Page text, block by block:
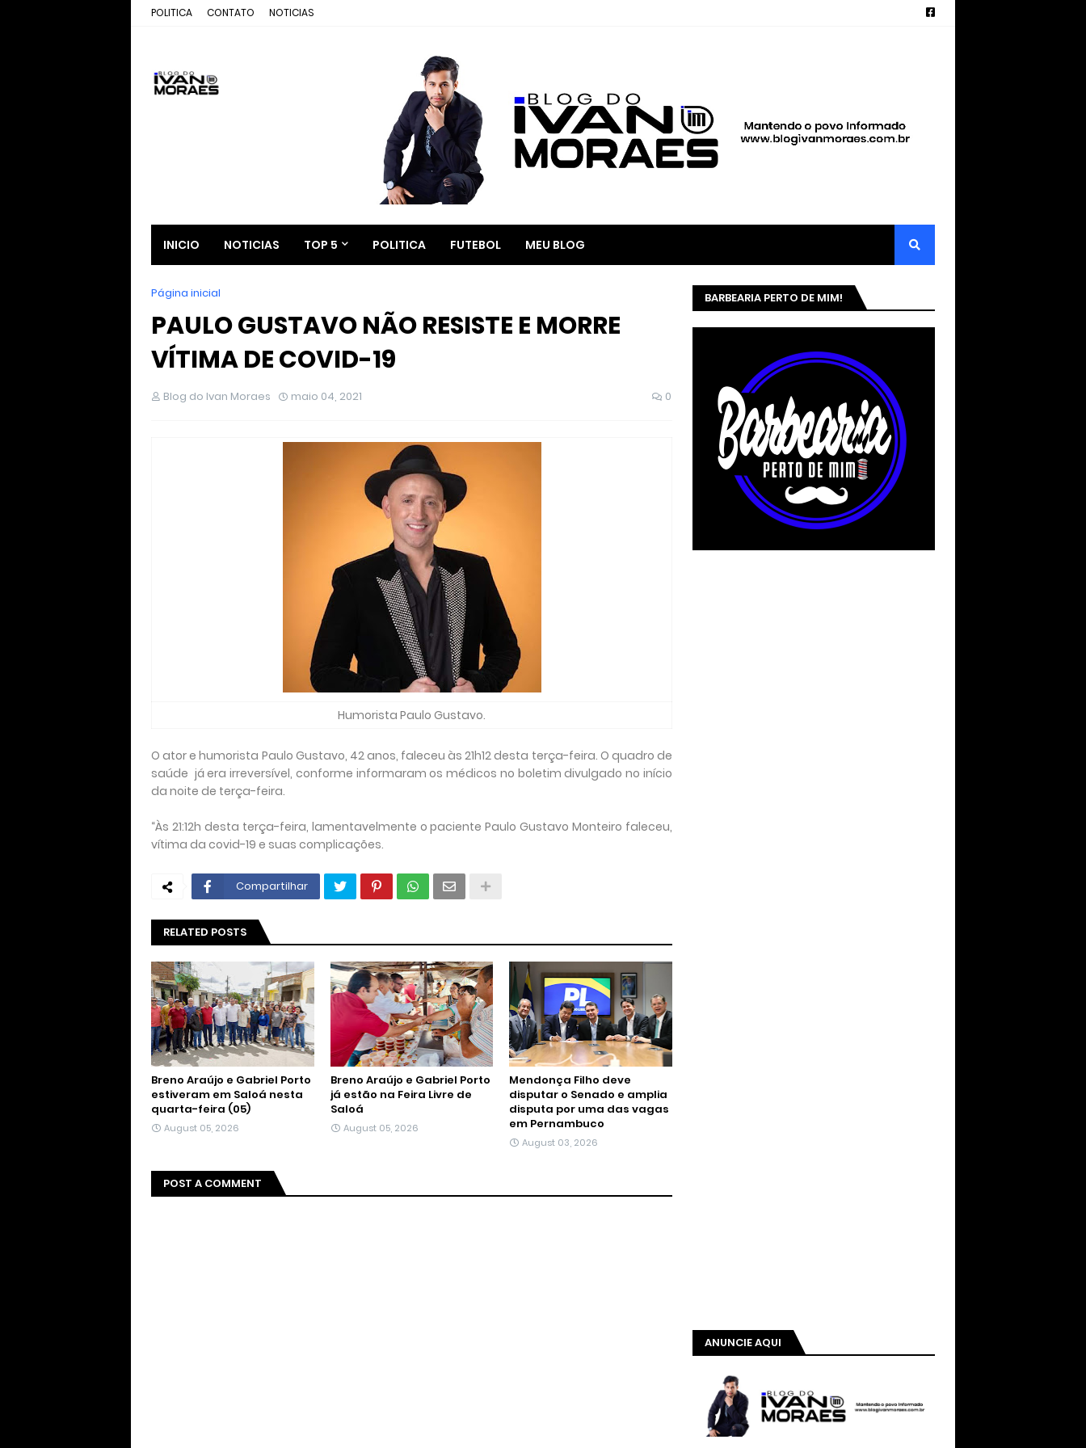
POLITICA CONTATO NOTICIAS
INICIO NOTICIAS TOP 5 POLITICA FUTEBOL MEU BLOG
Página inicial
PAULO GUSTAVO NÃO RESISTE E MORRE
VÍTIMA DE COVID-19
Blog do Ivan Moraes maio 04, 2021 0
Humorista Paulo Gustavo.
O ator e humorista Paulo Gustavo, 42 anos, faleceu às 21h12 desta terça-feira. O quadro de
saúde já era irreversível, conforme informaram os médicos no boletim divulgado no início
da noite de terça-feira.
“Às 21:12h desta terça-feira, lamentavelmente o paciente Paulo Gustavo Monteiro faleceu,
vítima da covid-19 e suas complicações.
Compartilhar
RELATED POSTS
Breno Araújo e Gabriel Porto
estiveram em Saloá nesta
quarta-feira (05)
August 05, 2026
Breno Araújo e Gabriel Porto
já estão na Feira Livre de
Saloá
August 05, 2026
Mendonça Filho deve
disputar o Senado e amplia
disputa por uma das vagas
em Pernambuco
August 03, 2026
POST A COMMENT
BARBEARIA PERTO DE MIM!
ANUNCIE AQUI